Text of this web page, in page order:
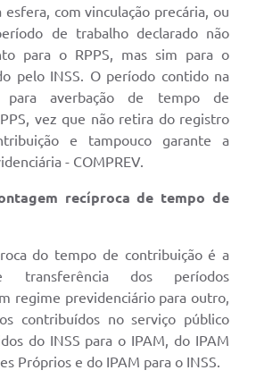
com vinculação precária, ou
de trabalho declarado não
para o RPPS, mas sim para o
pelo INSS. O período contido na
para averbação de tempo de
vez que não retira do registro
e tampouco garante a
- COMPREV.
recíproca de tempo de
do tempo de contribuição é a
transferência dos períodos
regime previdenciário para outro,
contribuídos no serviço público
do INSS para o IPAM, do IPAM
Próprios e do IPAM para o INSS.